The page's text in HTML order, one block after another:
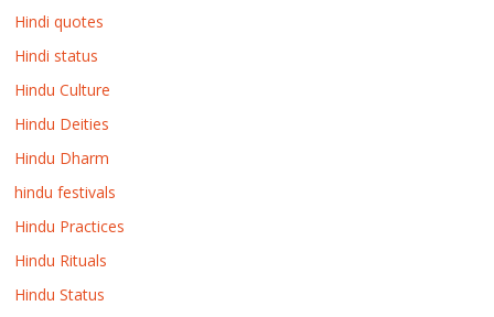
Hindi quotes
Hindi status
Hindu Culture
Hindu Deities
Hindu Dharm
hindu festivals
Hindu Practices
Hindu Rituals
Hindu Status